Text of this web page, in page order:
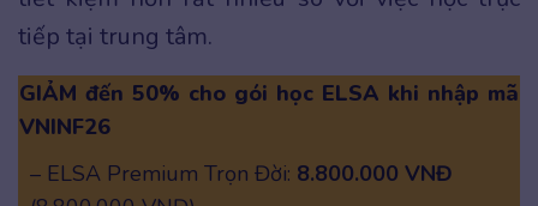
tiếp tại trung tâm.
GIẢM đến 50% cho gói học ELSA khi nhập mã
VNINF26
– ELSA Premium Trọn Đời: 8.800.000 VNĐ